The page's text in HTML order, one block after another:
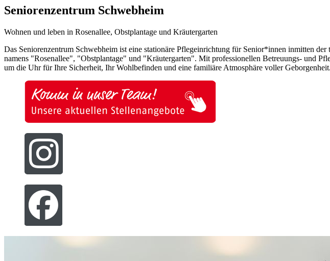
Seniorenzentrum Schwebheim
Wohnen und leben in Rosenallee, Obstplantage und Kräutergarten
Das Seniorenzentrum Schwebheim ist eine stationäre Pflegeinrichtung für Senior*innen inmitten
namens "Rosenallee", "Obstplantage" und "Kräutergarten". Mit professionellen Betreuungs- und
um die Uhr für Ihre Sicherheit, Ihr Wohlbefinden und eine familiäre Atmosphäre voller